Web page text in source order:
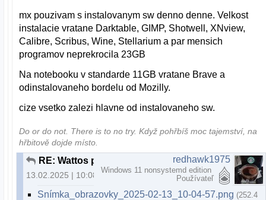
mx pouzivam s instalovanym sw denno denne. Velkost
instalacie vratane Darktable, GIMP, Shotwell, XNview,
Calibre, Scribus, Wine, Stellarium a par mensich
programov neprekrocila 23GB
Na notebooku v standarde 11GB vratane Brave a
odinstalovaneho bordelu od Mozilly.
cize vsetko zalezi hlavne od instalovaneho sw.
Do or do not. There is to no try.​ Když pohřbíš moc tajemství, na
hřbitově dojde místo.
RE: Wattos prikazovy riadok
13.02.2025 | 10:08
redhawk1975
Windows 11 nonsystemd edition
Používateľ
Snímka_obrazovky_2025-02-13_10-04-57.png (252.4